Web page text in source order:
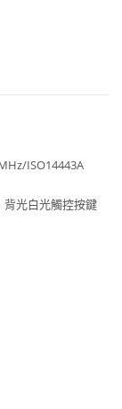
ISO14443A
背光白光觸控按鍵